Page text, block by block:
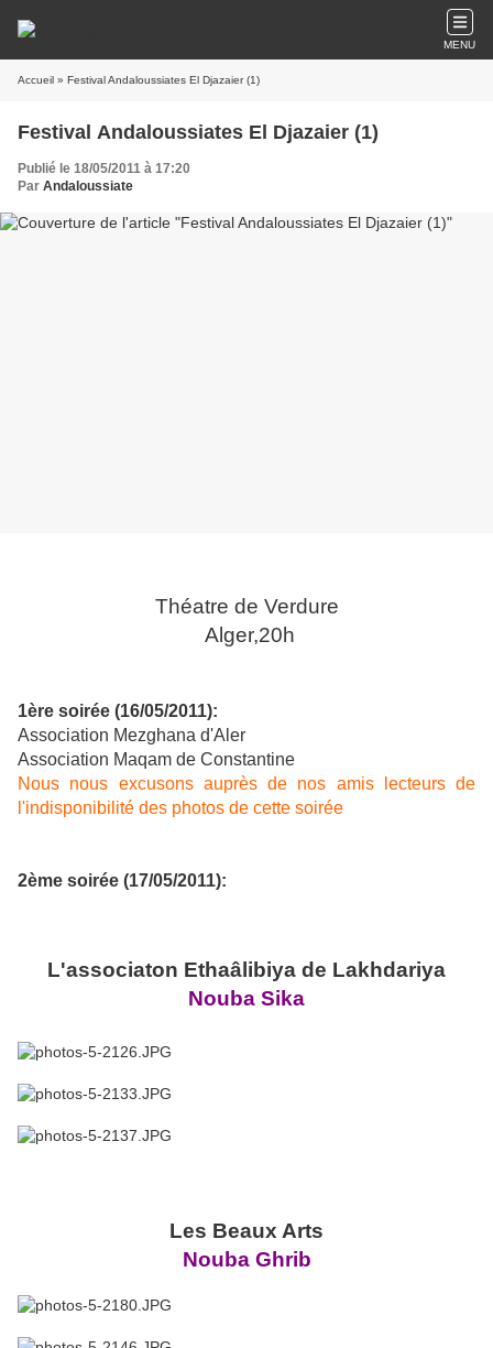
MENU
Accueil » Festival Andaloussiates El Djazaier (1)
Festival Andaloussiates El Djazaier (1)
Publié le 18/05/2011 à 17:20
Par Andaloussiate
Théatre de Verdure
Alger,20h
1ère soirée (16/05/2011):
Association Mezghana d'Aler
Association Maqam de Constantine
Nous nous excusons auprès de nos amis lecteurs de
l'indisponibilité des photos de cette soirée
2ème soirée (17/05/2011):
L'associaton Ethaâlibiya de Lakhdariya
Nouba Sika
Les Beaux Arts
Nouba Ghrib